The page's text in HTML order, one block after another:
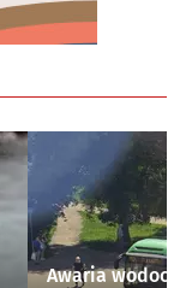
Awaria